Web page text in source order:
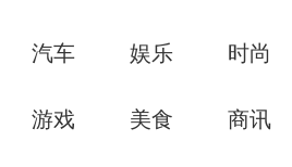
汽车 娱乐 时尚
游戏 美食 商讯